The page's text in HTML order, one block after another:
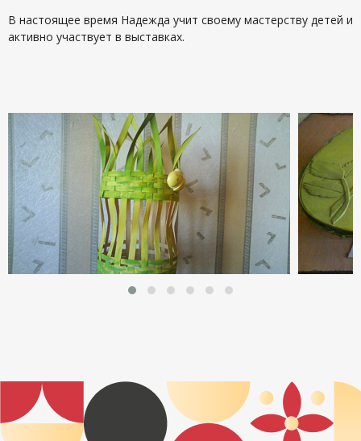
В настоящее время Надежда учит своему мастерству детей и
активно участвует в выставках.